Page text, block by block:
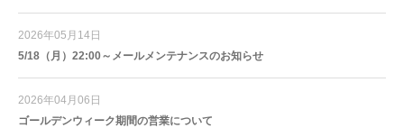
2026年05月14日
5/18（月）22:00～メールメンテナンスのお知らせ
2026年04月06日
ゴールデンウィーク期間の営業について